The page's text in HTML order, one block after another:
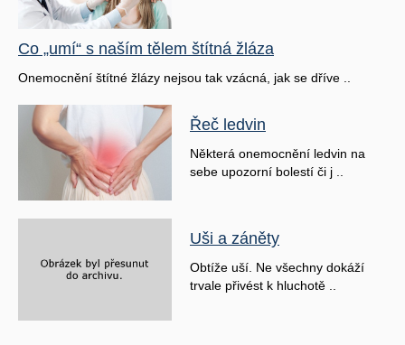
Co „umí“ s naším tělem štítná žláza
Onemocnění štítné žlázy nejsou tak vzácná, jak se dříve ..
Řeč ledvin
Některá onemocnění ledvin na
sebe upozorní bolestí či j ..
Uši a záněty
Obtíže uší. Ne všechny dokáží
trvale přivést k hluchotě ..